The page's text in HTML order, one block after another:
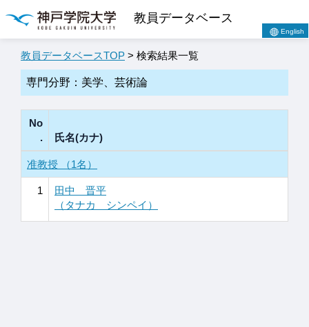
教員データベース
English
教員データベースTOP > 検索結果一覧
専門分野：美学、芸術論
No
.
氏名(カナ)
准教授 （1名）
1
田中 晋平
（タナカ シンペイ）